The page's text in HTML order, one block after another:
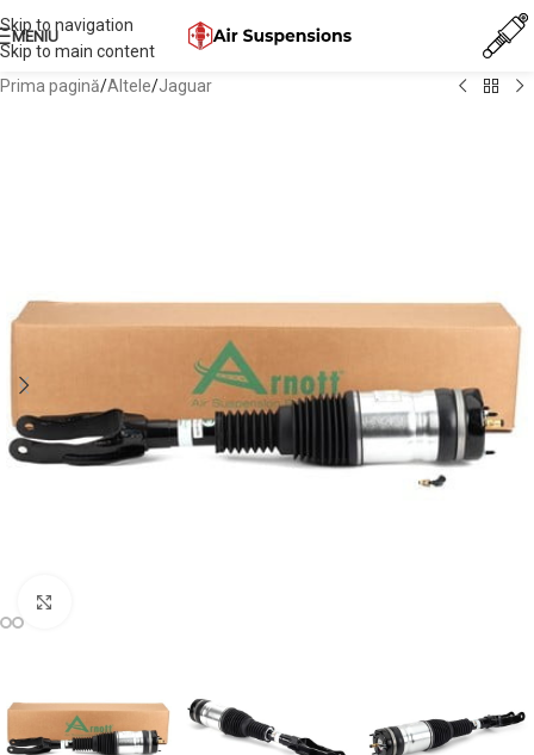
Skip to navigation
Skip to main content
MENIU
Prima pagină/Altele/Jaguar